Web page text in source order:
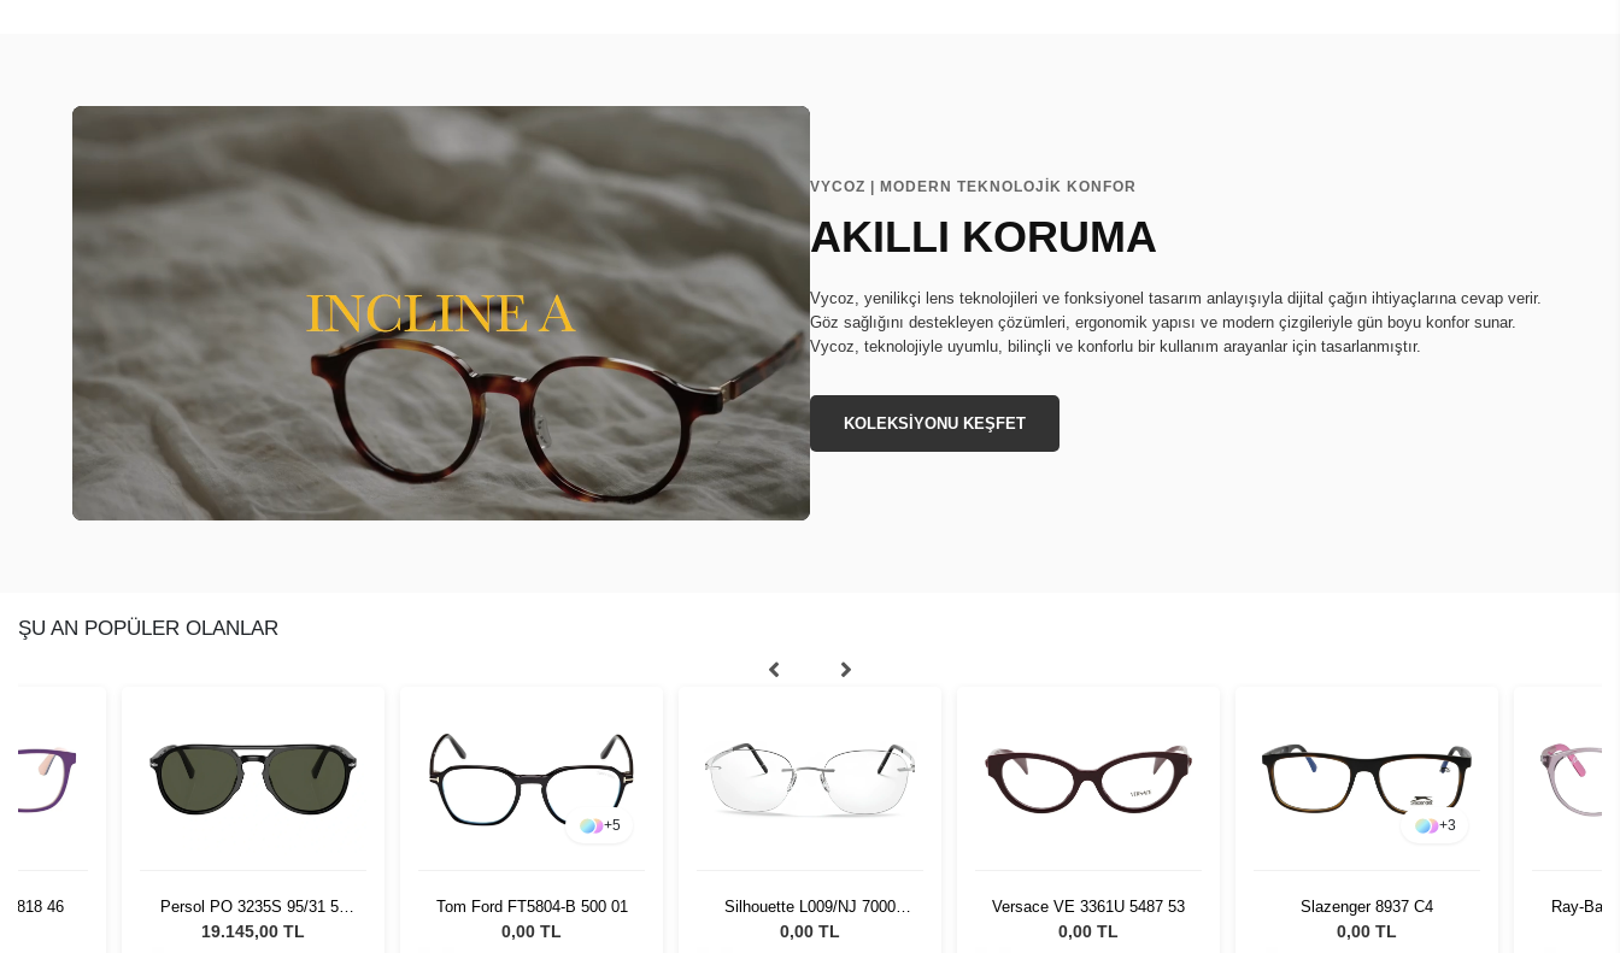
VYCOZ | MODERN TEKNOLOJİK KONFOR
AKILLI KORUMA
Vycoz, yenilikçi lens teknolojileri ve fonksiyonel tasarım anlayışıyla dijital çağın ihtiyaçlarına cevap verir.
Göz sağlığını destekleyen çözümleri, ergonomik yapısı ve modern çizgileriyle gün boyu konfor sunar.
Vycoz, teknolojiyle uyumlu, bilinçli ve konforlu bir kullanım arayanlar için tasarlanmıştır.
KOLEKSİYONU KEŞFET
ŞU AN POPÜLER OLANLAR
95/31 55
Tom Ford FT5804-B 500 01
0,00 TL
Silhouette L009/NJ 7000
50/21
0,00 TL
Versace VE 3361U 5487 53
0,00 TL
Slazenger 8937 C4
0,00 TL
+2
Ray-Ban RJ1625D 3912 47
0,00 TL